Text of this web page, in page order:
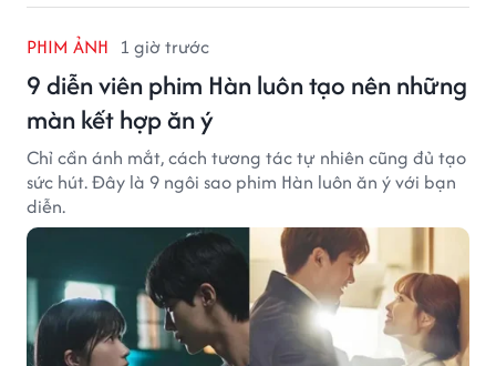
PHIM ẢNH 1 giờ trước
9 diễn viên phim Hàn luôn tạo nên những
màn kết hợp ăn ý
Chỉ cần ánh mắt, cách tương tác tự nhiên cũng đủ tạo
sức hút. Đây là 9 ngôi sao phim Hàn luôn ăn ý với bạn
diễn.